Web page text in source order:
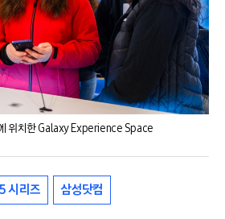
위치한 Galaxy Experience Space
시리즈 삼성닷컴